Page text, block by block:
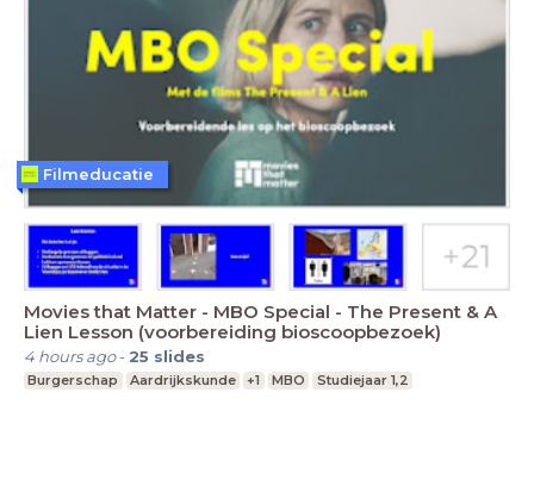
Movies that Matter - MBO Special - The Present & A
Lien Lesson (voorbereiding bioscoopbezoek)
4 hours ago- 25 slides
Burgerschap Aardrijkskunde +1 MBO Studiejaar 1,2
Filmeducatie